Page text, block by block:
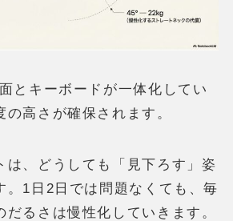
とキーボードが一体化してい
の高さが確保されます。
は、どうしても「見下ろす」姿
。1日2日では問題なくても、毎
だるさは慢性化していきます。